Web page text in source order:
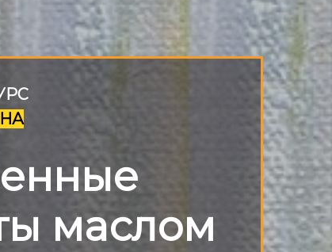
маслом